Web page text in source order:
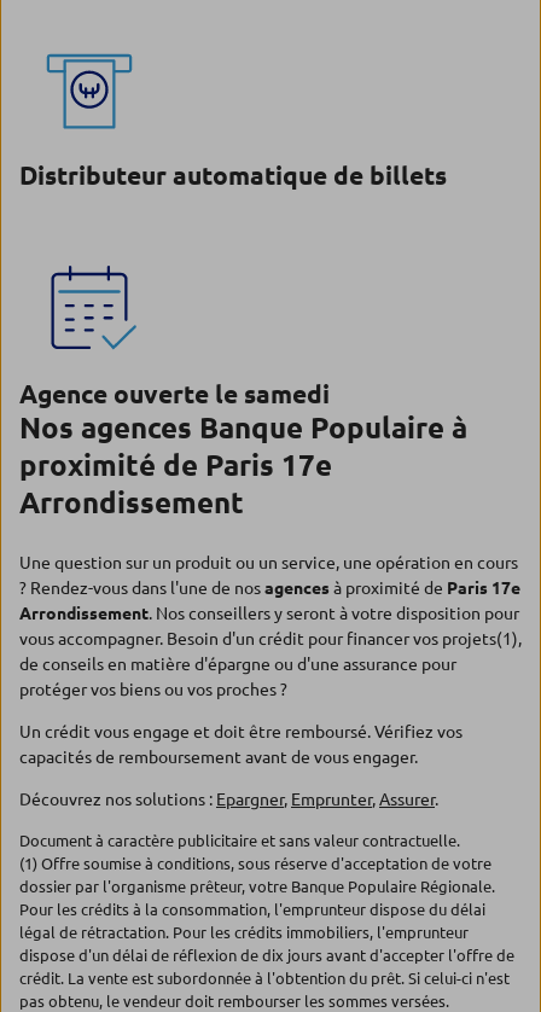
Distributeur automatique de billets
Agence ouverte le samedi
Nos agences Banque Populaire à
proximité de Paris 17e
Arrondissement
Une question sur un produit ou un service, une opération en cours
? Rendez-vous dans l'une de nosagencesà proximité de Paris 17e
Arrondissement. Nos conseillers y seront à votre disposition pour
vous accompagner. Besoin d'un crédit pour financer vos projets(1),
de conseils en matière d'épargne ou d'une assurance pour
protéger vos biens ou vos proches ?
Un crédit vous engage et doit être remboursé. Vérifiez vos
capacités de remboursement avant de vous engager.
Découvrez nos solutions : Epargner, Emprunter,Assurer.
Document à caractère publicitaire et sans valeur contractuelle.
(1) Offre soumise à conditions, sous réserve d'acceptation de votre
dossier par l'organisme prêteur, votre Banque Populaire Régionale.
Pour les crédits à la consommation, l'emprunteur dispose du délai
légal de rétractation. Pour les crédits immobiliers, l'emprunteur
dispose d'un délai de réflexion de dix jours avant d'accepter l'offre de
crédit. La vente est subordonnée à l'obtention du prêt. Si celui-ci n'est
pas obtenu, le vendeur doit rembourser les sommes versées.